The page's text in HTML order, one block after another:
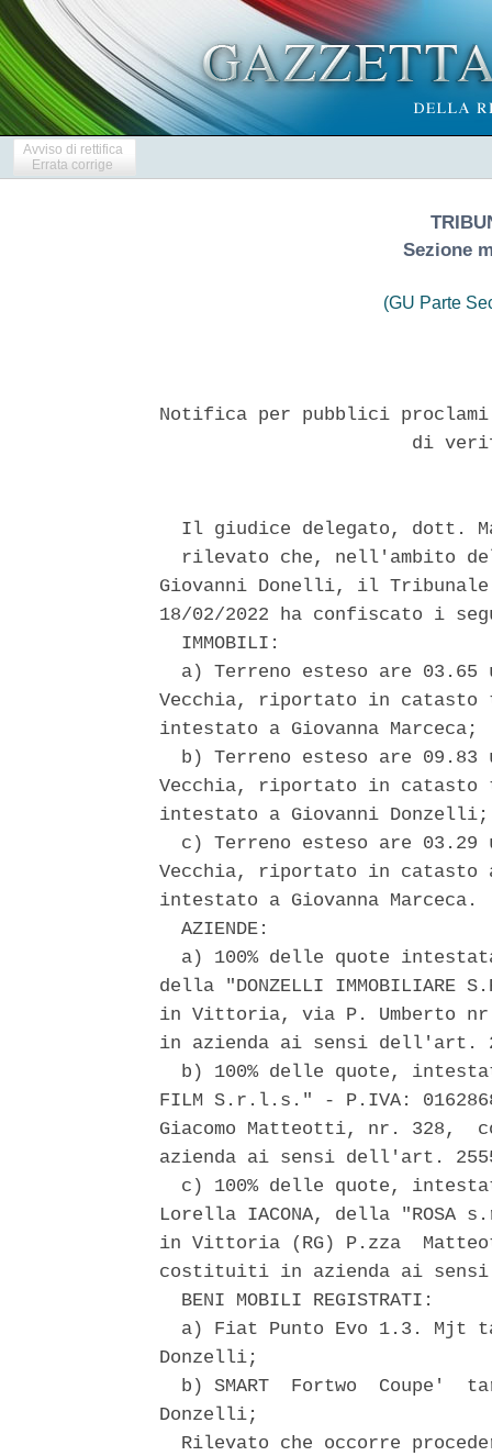
Avviso di rettifica
Errata corrige
Sezione
(GU Parte
Notifica per pubblici
di
Il giudice delegato, dott.
rilevato che, nell'ambito
Giovanni Donelli, il
18/02/2022 ha confiscato i
  IMMOBILI:
a) Terreno esteso are 03.65
Vecchia, riportato in
intestato a Giovanna Marceca;
b) Terreno esteso are 09.83
Vecchia, riportato in
intestato a Giovanni
c) Terreno esteso are 03.29
Vecchia, riportato in
intestato a Giovanna Marceca.
  AZIENDE:
a) 100% delle quote
della "DONZELLI
in Vittoria, via P. Umberto
in azienda ai sensi dell'art.
b) 100% delle quote,
FILM S.r.l.s." - P.IVA:
Giacomo Matteotti, nr.
azienda ai sensi dell'art.
c) 100% delle quote,
Lorella IACONA, della "ROSA
in Vittoria (RG) P.zza
costituiti in azienda ai
  BENI MOBILI REGISTRATI:
a) Fiat Punto Evo 1.3. Mjt
Donzelli;
b) SMART  Fortwo  Coupe'
Donzelli;
Rilevato che occorre